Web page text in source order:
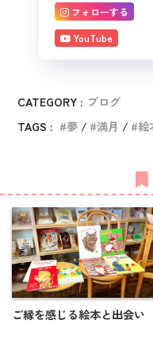
フォローする
YouTube
CATEGORY : ブログ
TAGS :
夢 満月 絵
ご縁を感じる絵本と出会い